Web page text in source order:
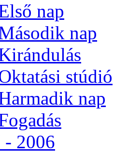
nap
nap
stú­dió
nap
2006